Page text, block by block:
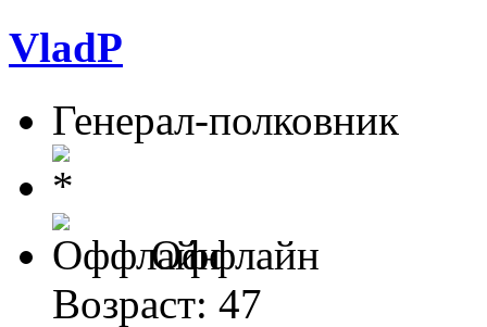
VladP
Генерал-полковник
Оффлайн
Возраст: 47